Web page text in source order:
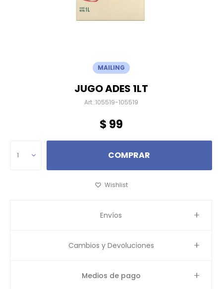
MAILING
JUGO ADES 1LT
105519-105519
$ 99
1 COMPRAR
Envíos
Cambios y Devoluciones
Medios de pago